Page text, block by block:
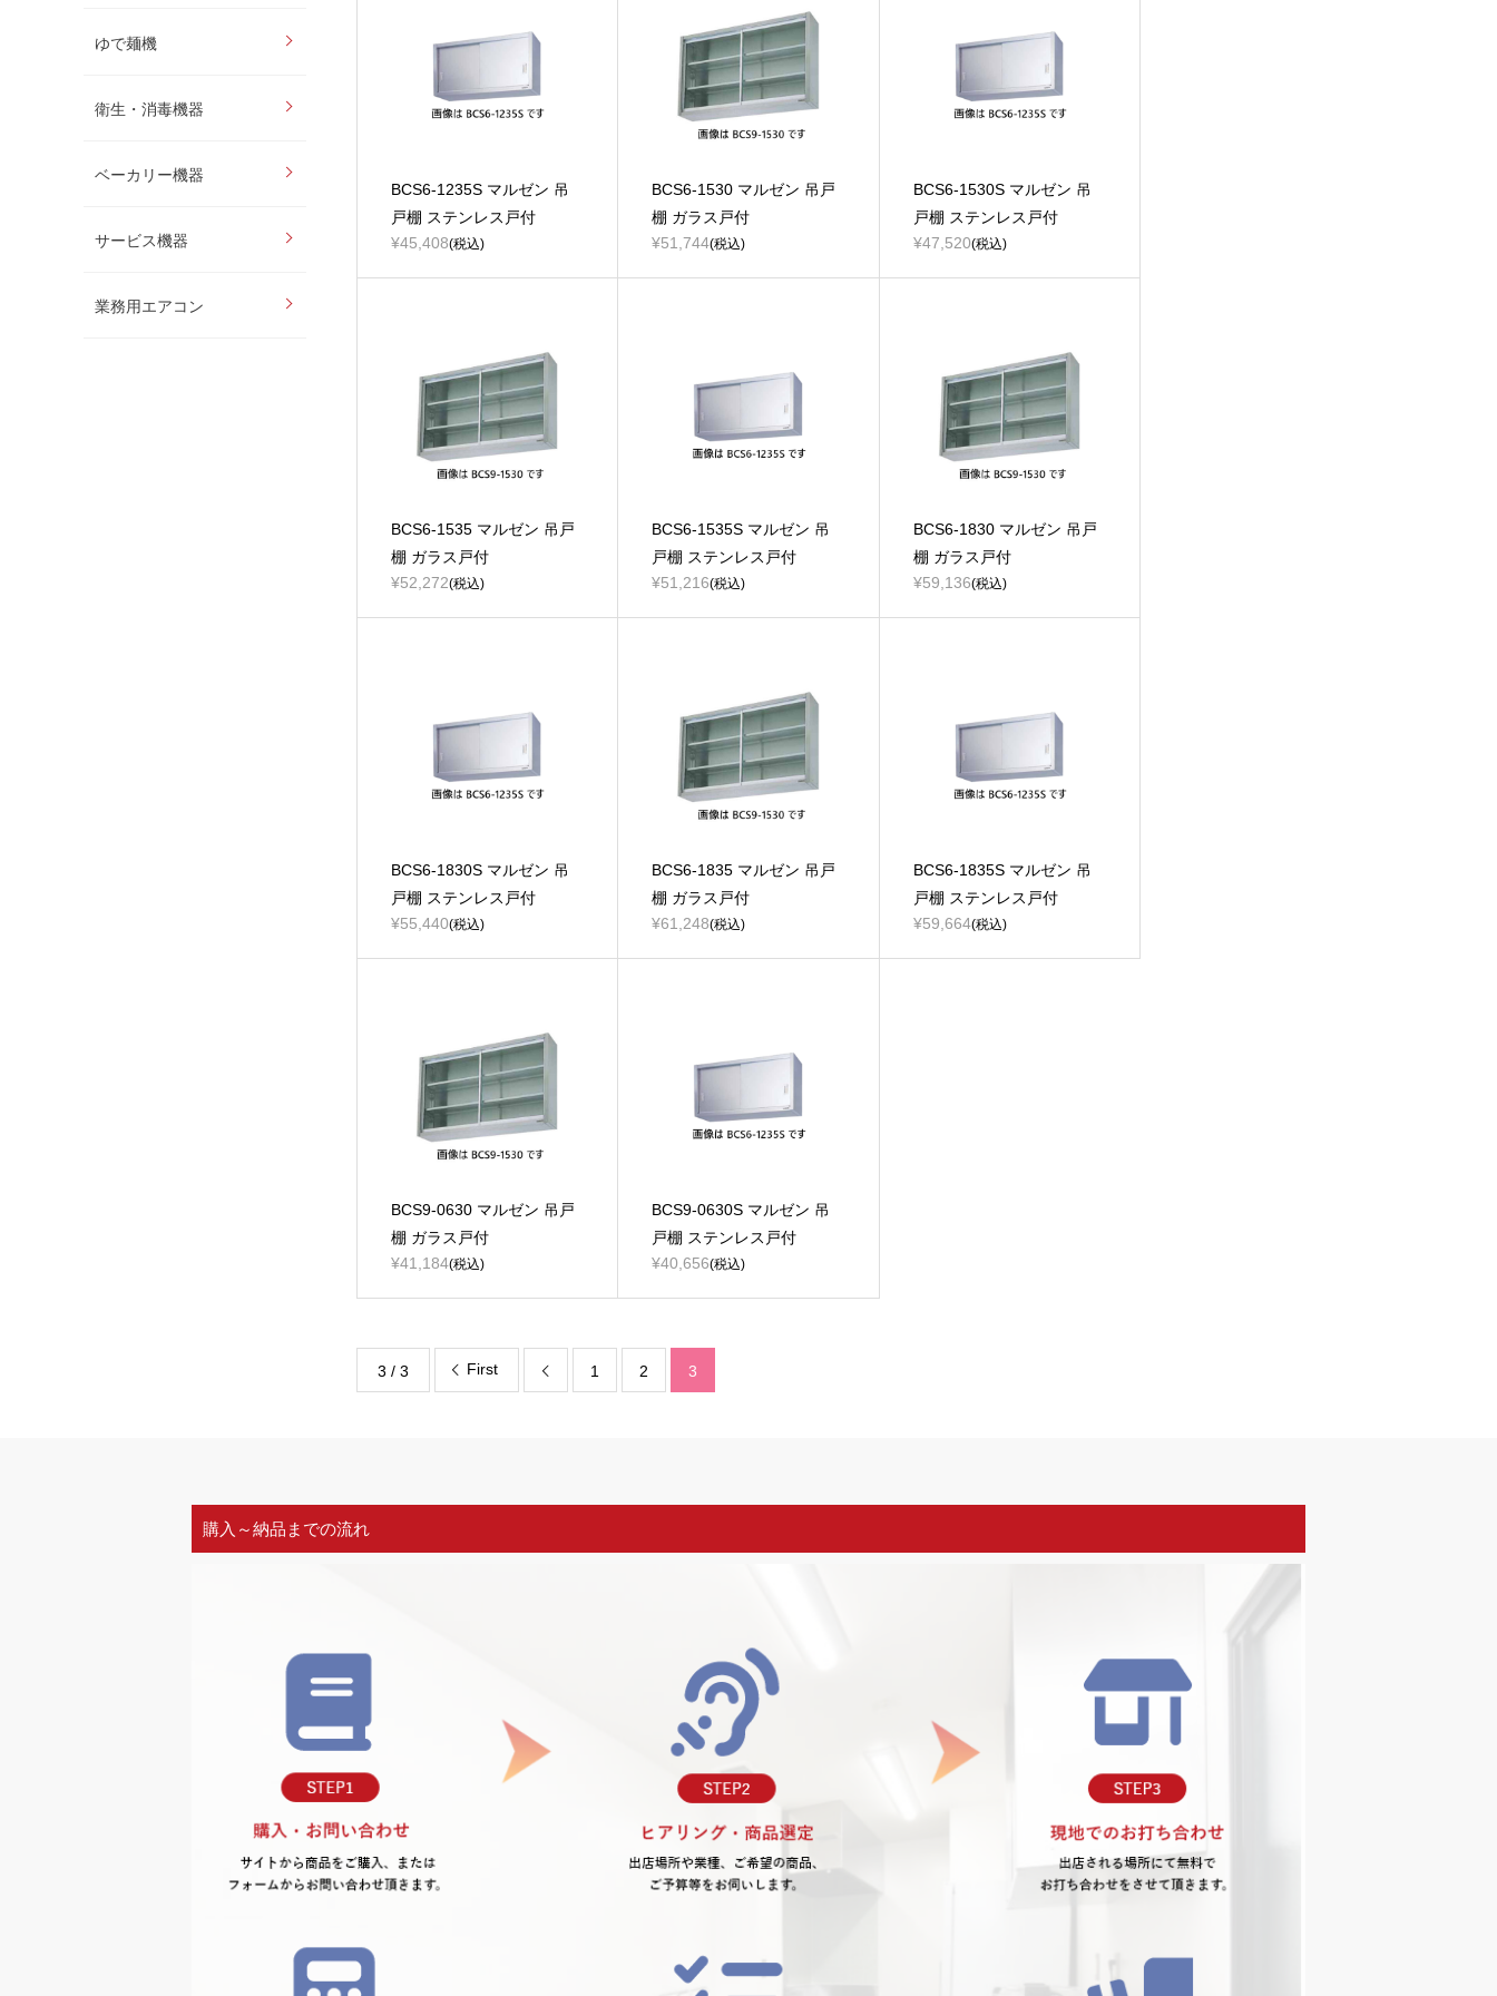
ゆで麺機
衛生・消毒機器
ベーカリー機器
サービス機器
業務用エアコン
BCS6-1235S マルゼン 吊
戸棚 ステンレス戸付
¥45,408(税込)
BCS6-1530 マルゼン 吊戸
棚 ガラス戸付
¥51,744(税込)
BCS6-1530S マルゼン 吊
戸棚 ステンレス戸付
¥47,520(税込)
BCS6-1535 マルゼン 吊戸
棚 ガラス戸付
¥52,272(税込)
BCS6-1535S マルゼン 吊
戸棚 ステンレス戸付
¥51,216(税込)
BCS6-1830 マルゼン 吊戸
棚 ガラス戸付
¥59,136(税込)
BCS6-1830S マルゼン 吊
戸棚 ステンレス戸付
¥55,440(税込)
BCS6-1835 マルゼン 吊戸
棚 ガラス戸付
¥61,248(税込)
BCS6-1835S マルゼン 吊
戸棚 ステンレス戸付
¥59,664(税込)
BCS9-0630 マルゼン 吊戸
棚 ガラス戸付
¥41,184(税込)
BCS9-0630S マルゼン 吊
戸棚 ステンレス戸付
¥40,656(税込)
3 / 3 First  1 2 3
購入～納品までの流れ